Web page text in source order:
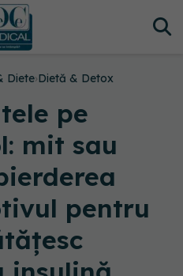
Diete›Dietă & Detox
pe
mit sau
pentru